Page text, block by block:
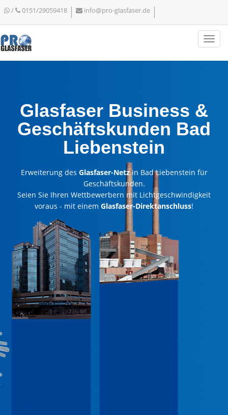
/ 0151/29059418 info@pro-glasfaser.de
Glasfaser Business &
Geschäftskunden Bad
Liebenstein
Erweiterung des Glasfaser-Netzin Bad Liebenstein für
Geschäftskunden.
Seien Sie Ihren Wettbewerbern mit Lichtgeschwindigkeit
voraus - mit einem Glasfaser-Direktanschluss!